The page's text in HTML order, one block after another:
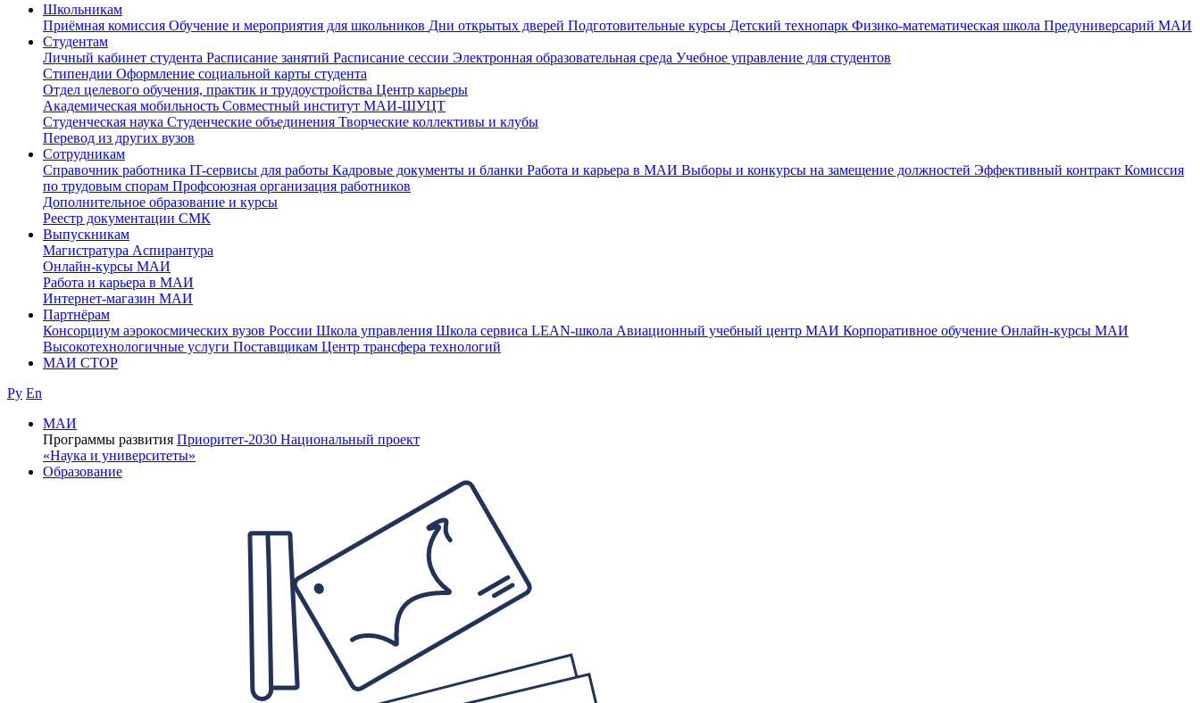
Школьникам
Приёмная комиссия Обучение и мероприятия для школьников Дни открытых дверей Подготовительные курсы Детский технопарк Физико-математическая школа Предуниверсарий МАИ
Студентам
Личный кабинет студента Расписание занятий Расписание сессии Электронная образовательная среда Учебное управление для студентов
Стипендии Оформление социальной карты студента
Отдел целевого обучения, практик и трудоустройства Центр карьеры
Академическая мобильность Совместный институт МАИ-ШУЦТ
Студенческая наука Студенческие объединения Творческие коллективы и клубы
Перевод из других вузов
Сотрудникам
Cправочник работника IT-сервисы для работы Кадровые документы и бланки Работа и карьера в МАИ Выборы и конкурсы на замещение должностей Эффективный контракт Комиссия
по трудовым спорам Профсоюзная организация работников
Дополнительное образование и курсы
Реестр документации СМК
Выпускникам
Магистратура Аспирантура
Онлайн-курсы МАИ
Работа и карьера в МАИ
Интернет-магазин МАИ
Партнёрам
Консорциум аэрокосмических вузов России Школа управления Школа сервиса LEAN-школа Авиационный учебный центр МАИ Корпоративное обучение Онлайн-курсы МАИ
Высокотехнологичные услуги Поставщикам Центр трансфера технологий
МАИ СТОР
Ру En
МАИ
Программы развития Приоритет-2030 Национальный проект
«Наука и университеты»
Образование